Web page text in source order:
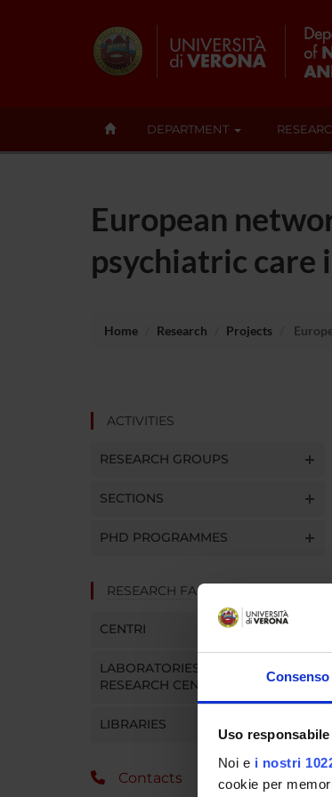
Consenso
Uso
Noi e i nostri
cookie per
DEPARTMENT
European
psychiatric care
Home Research Projects
ACTIVITIES
RESEARCH GROUPS
SECTIONS
PHD PROGRAMMES
RESEARCH FACILITIES
CENTRI
LABORATORIES AND
RESEARCH CENTRES
LIBRARIES
Contacts